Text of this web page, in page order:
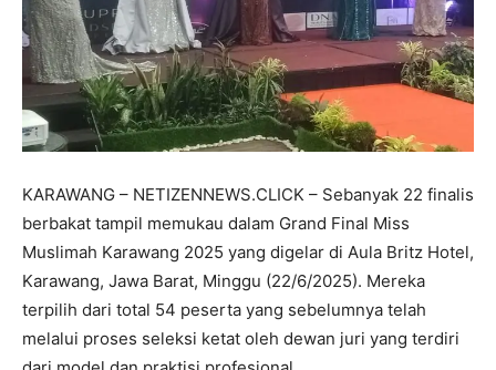
KARAWANG – NETIZENNEWS.CLICK – Sebanyak 22 finalis
berbakat tampil memukau dalam Grand Final Miss
Muslimah Karawang 2025 yang digelar di Aula Britz Hotel,
Karawang, Jawa Barat, Minggu (22/6/2025). Mereka
terpilih dari total 54 peserta yang sebelumnya telah
melalui proses seleksi ketat oleh dewan juri yang terdiri